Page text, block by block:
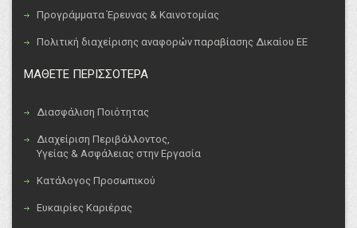
Προγράμματα Έρευνας & Καινοτομίας
Πολιτική διαχείρισης αναφορών παραβίασης Δικαίου ΕΕ
ΜΑΘΕΤΕ ΠΕΡΙΣΣΟΤΕΡΑ
Διασφάλιση Ποιότητας
Διαχείριση Περιβάλλοντος,
Υγείας & Ασφάλειας στην Εργασία
Κατάλογος Προσωπικού
Ευκαιρίες Καριέρας